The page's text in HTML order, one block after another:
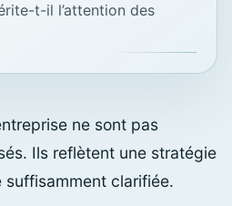
t-il l’attention des
ne sont pas
Ils reflètent une stratégie
suffisamment clarifiée.